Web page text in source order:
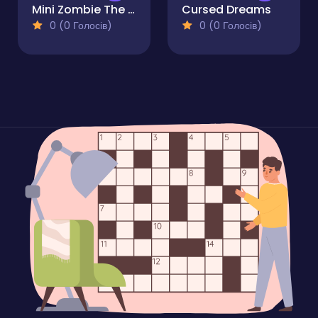
Mini Zombie The Invasion
0 (0 Голосів)
Cursed Dreams
0 (0 Голосів)